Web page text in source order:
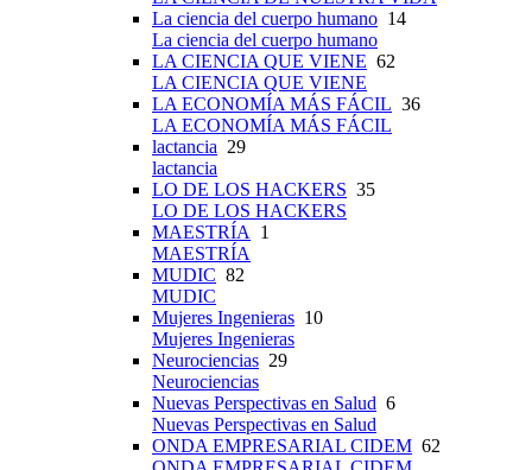
La ciencia del cuerpo humano 14
La ciencia del cuerpo humano
LA CIENCIA QUE VIENE 62
LA CIENCIA QUE VIENE
LA ECONOMÍA MÁS FÁCIL 36
LA ECONOMÍA MÁS FÁCIL
lactancia 29
lactancia
LO DE LOS HACKERS 35
LO DE LOS HACKERS
MAESTRÍA
1
MAESTRÍA
MUDIC 82
MUDIC
Mujeres Ingenieras 10
Mujeres Ingenieras
Neurociencias 29
Neurociencias
Nuevas Perspectivas en Salud 6
Nuevas Perspectivas en Salud
ONDA EMPRESARIAL CIDEM 62